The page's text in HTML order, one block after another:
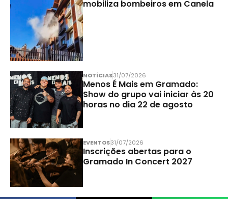
mobiliza bombeiros em Canela
NOTÍCIAS31/07/2026
Menos É Mais em Gramado:
Show do grupo vai iniciar às 20
horas no dia 22 de agosto
EVENTOS31/07/2026
Inscrições abertas para o
Gramado In Concert 2027